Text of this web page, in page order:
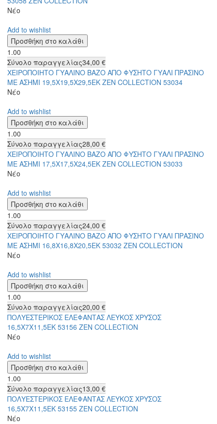
Νέο
Add to wishlist
1.00
Σύνολο παραγγελίας34,00 €
ΧΕΙΡΟΠΟΙΗΤΟ ΓΥΑΛΙΝΟ ΒΑΖΟ ΑΠΟ ΦΥΣΗΤΟ ΓΥΑΛΙ ΠΡΑΣΙΝΟ
ΜΕ ΑΣΗΜΙ 19,5Χ19,5Χ29,5ΕΚ ZEN COLLECTION 53034
Νέο
Add to wishlist
1.00
Σύνολο παραγγελίας28,00 €
ΧΕΙΡΟΠΟΙΗΤΟ ΓΥΑΛΙΝΟ ΒΑΖΟ ΑΠΟ ΦΥΣΗΤΟ ΓΥΑΛΙ ΠΡΑΣΙΝΟ
ΜΕ ΑΣΗΜΙ 17,5Χ17,5Χ24,5ΕΚ ZEN COLLECTION 53033
Νέο
Add to wishlist
1.00
Σύνολο παραγγελίας24,00 €
ΧΕΙΡΟΠΟΙΗΤΟ ΓΥΑΛΙΝΟ ΒΑΖΟ ΑΠΟ ΦΥΣΗΤΟ ΓΥΑΛΙ ΠΡΑΣΙΝΟ
ΜΕ ΑΣΗΜΙ 16,8Χ16,8Χ20,5ΕΚ 53032 ZEN COLLECTION
Νέο
Add to wishlist
1.00
Σύνολο παραγγελίας20,00 €
ΠΟΛΥΕΣΤΕΡΙΚΟΣ ΕΛΕΦΑΝΤΑΣ ΛΕΥΚΟΣ ΧΡΥΣΟΣ
16,5Χ7Χ11,5ΕΚ 53156 ZEN COLLECTION
Νέο
Add to wishlist
1.00
Σύνολο παραγγελίας13,00 €
ΠΟΛΥΕΣΤΕΡΙΚΟΣ ΕΛΕΦΑΝΤΑΣ ΛΕΥΚΟΣ ΧΡΥΣΟΣ
16,5Χ7Χ11,5ΕΚ 53155 ZEN COLLECTION
Νέο